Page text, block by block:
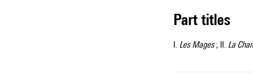
Part titles
I. Les Mages; II. La